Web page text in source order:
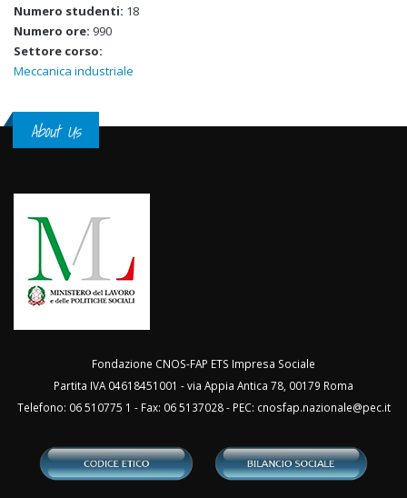
Numero studenti: 18
Numero ore: 990
Settore corso:
Meccanica industriale
About Us
Fondazione CNOS-FAP ETS Impresa Sociale
Partita IVA 04618451001 - via Appia Antica 78, 00179 Roma
Telefono: 06 510775 1 - Fax: 06 5137028 - PEC: cnosfap.nazionale@pec.it